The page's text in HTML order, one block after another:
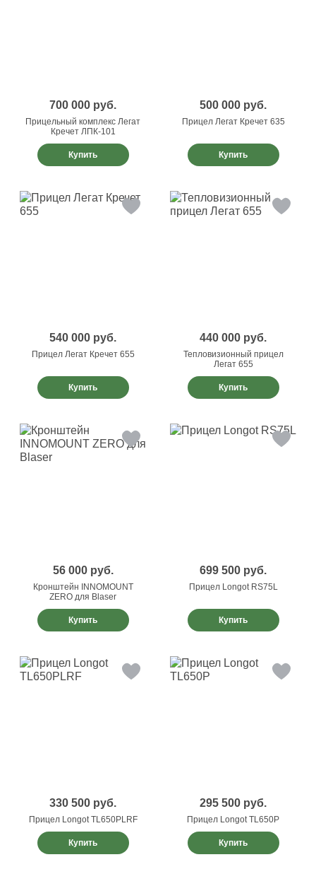
700 000 руб.
Прицельный комплекс Легат
Кречет ЛПК-101
Купить
500 000 руб.
Прицел Легат Кречет 635
Купить
540 000 руб.
Прицел Легат Кречет 655
Купить
440 000 руб.
Тепловизионный прицел
Легат 655
Купить
56 000 руб.
Кронштейн INNOMOUNT
ZERO для Blaser
Купить
699 500 руб.
Прицел Longot RS75L
Купить
330 500 руб.
Прицел Longot TL650PLRF
Купить
295 500 руб.
Прицел Longot TL650P
Купить